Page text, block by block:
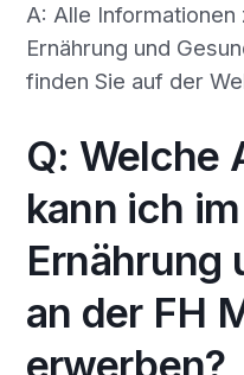
A: Alle Informationen
Ernährung und
finden Sie auf der
Q: Welche
kann ich
Ernährung
an der FH
erwerben?